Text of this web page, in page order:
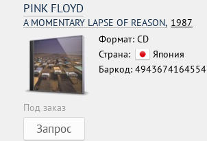
PINK FLOYD
A MOMENTARY LAPSE OF REASON, 1987
Формат: CD
Страна:
Япония
Баркод: 4943674164554
Под заказ
Запрос